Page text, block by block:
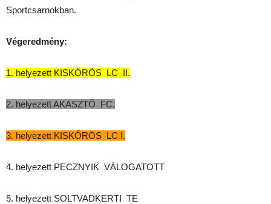
Sportcsarnokban.
Végeredmény:
1. helyezett KISKŐRÖS LC II.
2. helyezett AKASZTÓ FC.
3. helyezett KISKŐRÖS LC I.
4. helyezett PECZNYIK VÁLOGATOTT
5. helyezett SOLTVADKERTI TE